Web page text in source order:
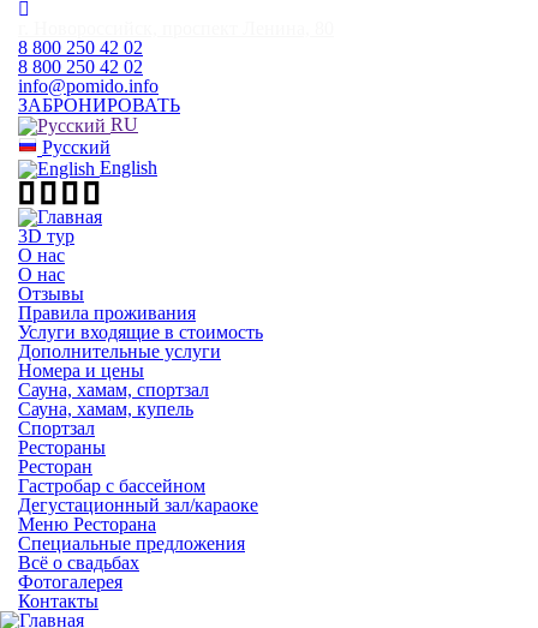
8 800 250 42 02
8 800 250 42 02
info@pomido.info
ЗАБРОНИРОВАТЬ
RU
Русский
English
3D тур
О нас
О нас
Отзывы
Правила проживания
Услуги входящие в стоимость
Дополнительные услуги
Номера и цены
Сауна, хамам, спортзал
Сауна, хамам, купель
Спортзал
Рестораны
Ресторан
Гастробар с бассейном
Дегустационный зал/караоке
Меню Ресторана
Специальные предложения
Всё о свадьбах
Фотогалерея
Контакты